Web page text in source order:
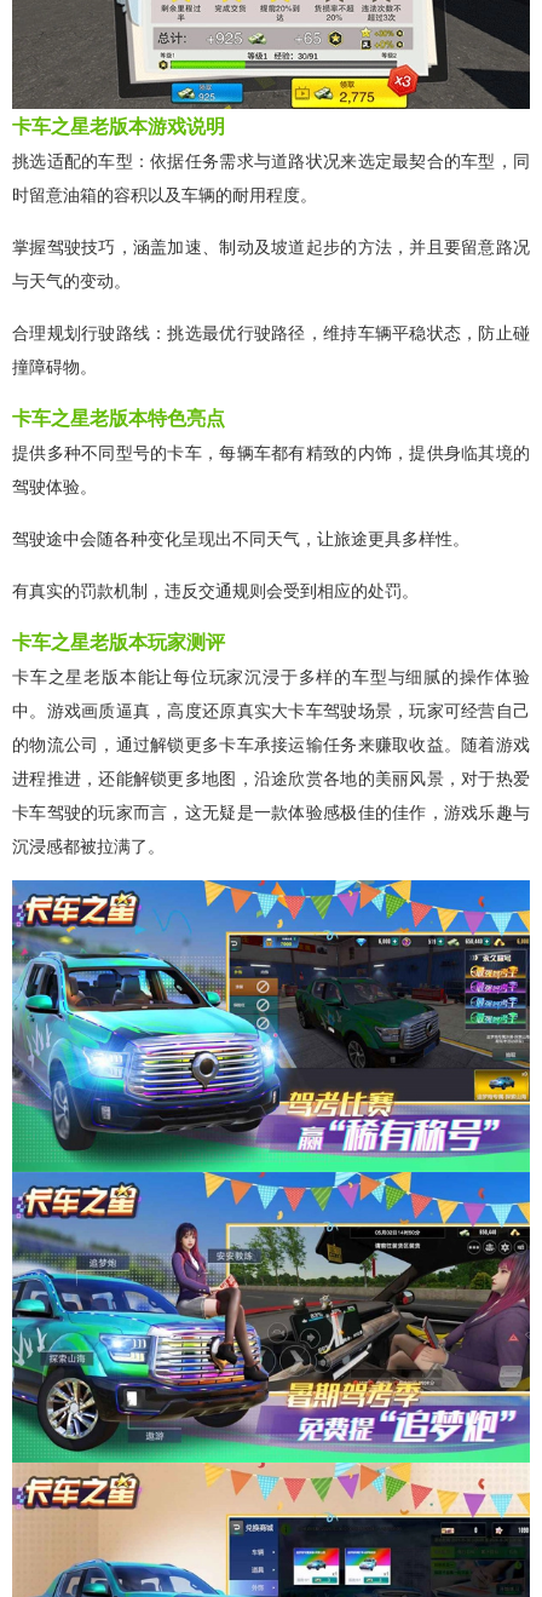
卡车之星老版本游戏说明
挑选适配的车型：依据任务需求与道路状况来选定最契合的车型，同
时留意油箱的容积以及车辆的耐用程度。
掌握驾驶技巧，涵盖加速、制动及坡道起步的方法，并且要留意路况
与天气的变动。
合理规划行驶路线：挑选最优行驶路径，维持车辆平稳状态，防止碰
撞障碍物。
卡车之星老版本特色亮点
提供多种不同型号的卡车，每辆车都有精致的内饰，提供身临其境的
驾驶体验。
驾驶途中会随各种变化呈现出不同天气，让旅途更具多样性。
有真实的罚款机制，违反交通规则会受到相应的处罚。
卡车之星老版本玩家测评
卡车之星老版本能让每位玩家沉浸于多样的车型与细腻的操作体验
中。游戏画质逼真，高度还原真实大卡车驾驶场景，玩家可经营自己
的物流公司，通过解锁更多卡车承接运输任务来赚取收益。随着游戏
进程推进，还能解锁更多地图，沿途欣赏各地的美丽风景，对于热爱
卡车驾驶的玩家而言，这无疑是一款体验感极佳的佳作，游戏乐趣与
沉浸感都被拉满了。